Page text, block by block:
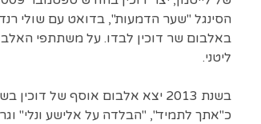
הסינגל "שער הדמעות", בדואט עם שולי
באלבום שר דוכין לבדו. על משתתפי
ליטני.
בשנת 2013 יצא אלבום אוסף של
כ"אתך לתמיד", "הבלדה על אלישע ונלי"